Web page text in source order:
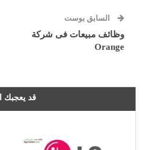
السابق بوست
وظائف مبيعات فى شركة
Orange
قد يعجبك